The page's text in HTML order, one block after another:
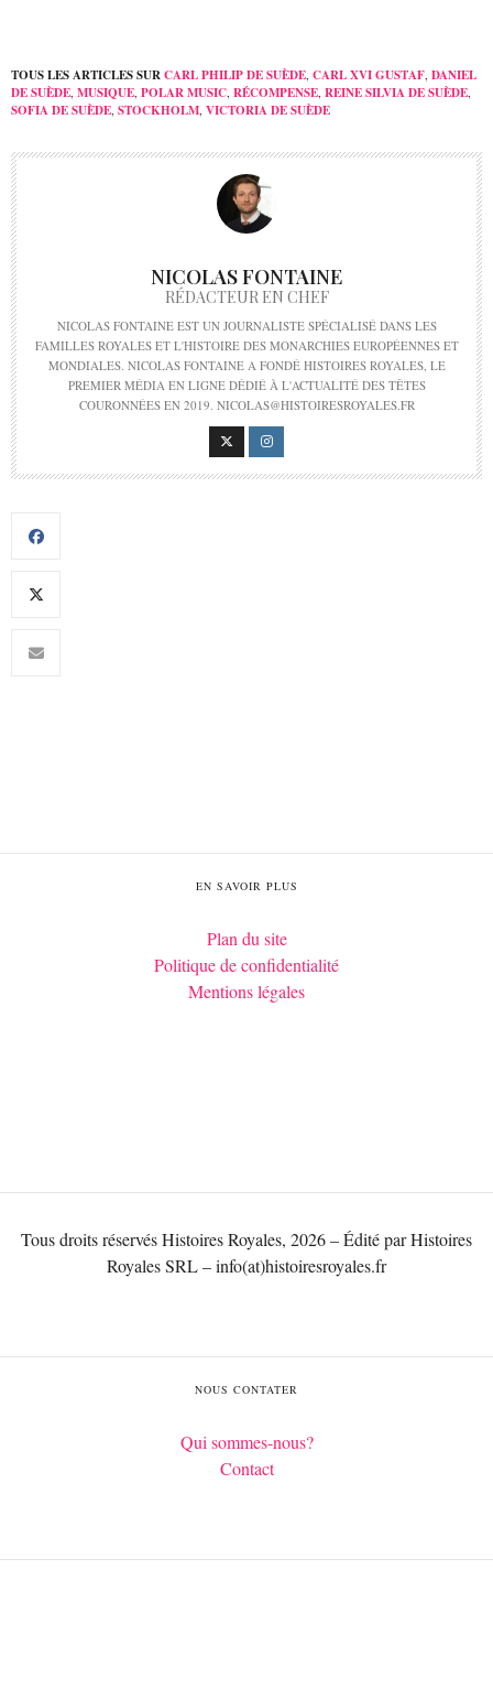
TOUS LES ARTICLES SURCARL PHILIP DE SUÈDE, CARL XVI GUSTAF, DANIEL
DE SUÈDE, MUSIQUE, POLAR MUSIC, RÉCOMPENSE, REINE SILVIA DE SUÈDE,
SOFIA DE SUÈDE, STOCKHOLM, VICTORIA DE SUÈDE
NICOLAS FONTAINE
RÉDACTEUR EN CHEF
NICOLAS FONTAINE EST UN JOURNALISTE SPÉCIALISÉ DANS LES
FAMILLES ROYALES ET L'HISTOIRE DES MONARCHIES EUROPÉENNES ET
MONDIALES. NICOLAS FONTAINE A FONDÉ HISTOIRES ROYALES, LE
PREMIER MÉDIA EN LIGNE DÉDIÉ À L'ACTUALITÉ DES TÊTES
COURONNÉES EN 2019. NICOLAS@HISTOIRESROYALES.FR
EN SAVOIR PLUS
Plan du site
Politique de confidentialité
Mentions légales
Tous droits réservés Histoires Royales, 2026 – Édité par Histoires
Royales SRL – info(at)histoiresroyales.fr
NOUS CONTATER
Qui sommes-nous?
Contact